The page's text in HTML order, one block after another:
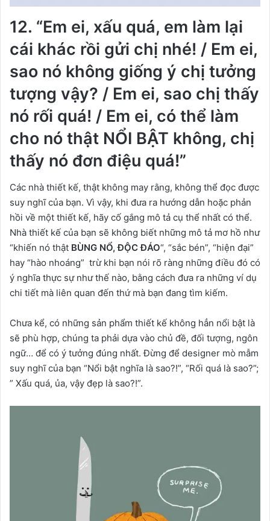
12. “Em ei, xấu quá, em làm lại
cái khác rồi gửi chị nhé! / Em ei,
sao nó không giống ý chị tưởng
tượng vậy? / Em ei, sao chị thấy
nó rối quá! / Em ei, có thể làm
cho nó thật NỔI BẬT không, chị
thấy nó đơn điệu quá!”
Các nhà thiết kế, thật không may rằng, không thể đọc được
suy nghĩ của bạn. Vì vậy, khi đưa ra hướng dẫn hoặc phản
hồi về một thiết kế, hãy cố gắng mô tả cụ thể nhất có thể.
Nhà thiết kế của bạn sẽ không biết những mô tả mơ hồ như
“khiến nó thật BÙNG NỔ, ĐỘC ĐÁO“, “sắc bén”, “hiện đại”
hay “hào nhoáng” trừ khi bạn nói rõ ràng những điều đó có
ý nghĩa thực sự như thế nào, bằng cách đưa ra những ví dụ
chi tiết mà liên quan đến thứ mà bạn đang tìm kiếm.
Chưa kể, có những sản phẩm thiết kế không hẳn nổi bật là
sẽ phù hợp, chúng ta phải dựa vào chủ đề, đối tượng, ngôn
ngữ… để có ý tưởng đúng nhất. Đừng để designer mò mẫm
suy nghĩ của bạn “Nổi bật nghĩa là sao?!”, “Rối quá là sao?”;
” Xấu quá, ủa, vậy đẹp là sao?!”.